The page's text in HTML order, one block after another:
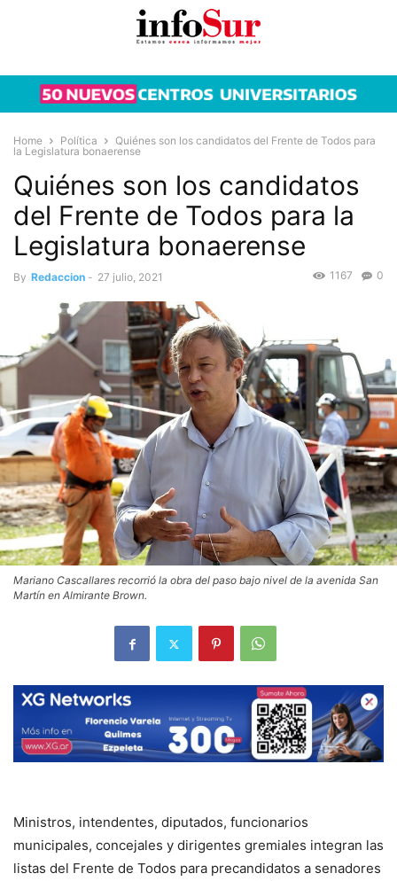
Home Política
Quiénes son los candidatos del Frente de Todos para
la Legislatura bonaerense
Quiénes son los candidatos
del Frente de Todos para la
Legislatura bonaerense
By Redaccion - 27 julio, 2021 0
1167
Mariano Cascallares recorrió la obra del paso bajo nivel de la avenida San
Martín en Almirante Brown.
Ministros, intendentes, diputados, funcionarios
municipales, concejales y dirigentes gremiales integran las
listas del Frente de Todos para precandidatos a senadores